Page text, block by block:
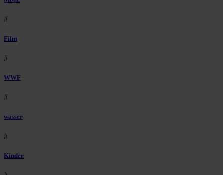
#
Film
#
WWF
#
wasser
#
Kinder